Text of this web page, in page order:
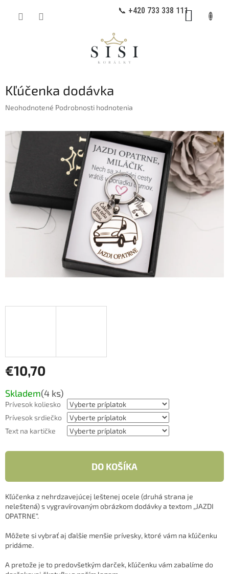
📞 +420 733 338 111
Kľúčenka dodávka
Priemerné
je
5
hviezdičiek.
Neohodnotené Podrobnosti hodnotenia
€10,70
Jednotková
cena:
Skladem(4 ks)
Prívesok koliesko
Prívesok srdiečko
Text na kartičke
DO KOŠÍKA
Kľúčenka z nehrdzavejúcej leštenej ocele (druhá strana je
neleštená) s vygravírovaným obrázkom dodávky a textom „JAZDI
OPATRNE“.
Môžete si vybrať aj ďalšie menšie prívesky, ktoré vám na kľúčenku
pridáme.
A pretože je to predovšetkým darček, kľúčenku vám zabalíme do